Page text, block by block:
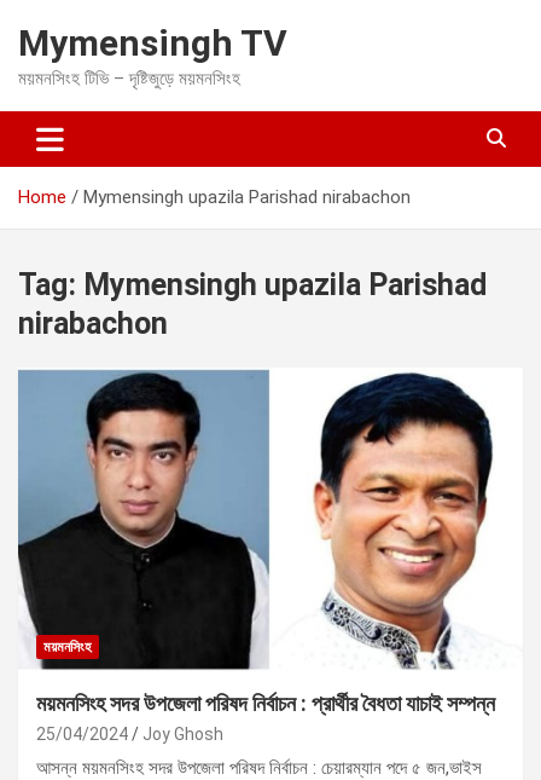
t
c
Mymensingh TV
ময়মনসিংহ টিভি – দৃষ্টিজুড়ে ময়মনসিংহ
Home Mymensingh upazila Parishad nirabachon
Tag: Mymensingh upazila Parishad
nirabachon
ময়মনসিংহ
ময়মনসিংহ সদর উপজেলা পরিষদ নির্বাচন : প্রার্থীর বৈধতা যাচাই সম্পন্ন
25/04/2024 Joy Ghosh
আসন্ন ময়মনসিংহ সদর উপজেলা পরিষদ নির্বাচন : চেয়ারম্যান পদে ৫ জন,ভাইস